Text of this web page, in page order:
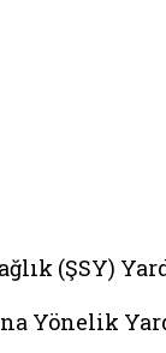
(ŞSY)
Yönelik